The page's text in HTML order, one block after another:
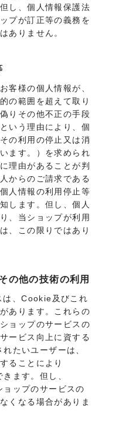
し、個人情報保護法
プが訂正等の義務を
ありません。
客様の個人情報が、
の範囲を超えて取り
りその他不正の手段
いう理由により、個
の利用の停止又は消
ます。）を求められ
理由があることが判
からのご請求である
人情報の利用停止等
します。但し、個人
、当ショップが利用
、この限りではあり
の他の技術の利用
は、Cookie及びこれ
あります。これらの
ョップのサービスの
ービス向上に資する
たいユーザーは、
ることにより
ます。但し、
ップのサービスの
くなる場合がありま